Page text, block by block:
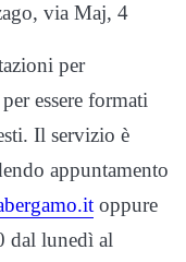
via Maj, 4
per
essere formati
Il servizio è
appuntamento
oppure
dal lunedì al